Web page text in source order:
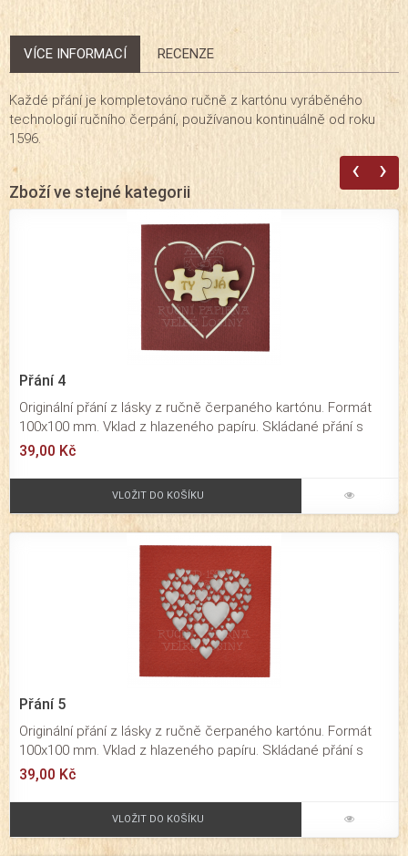
VÍCE INFORMACÍ RECENZE
Každé přání je kompletováno ručně z kartónu vyráběného
technologií ručního čerpání, používanou kontinuálně od roku
1596.
Zboží ve stejné kategorii
‹ ›
Přání 4
Originální přání z lásky z ručně čerpaného kartónu. Formát
100x100 mm. Vklad z hlazeného papíru. Skládané přání s
vypáleným srdcem ve kterém je vlepen nápis "Ty-Já" ve
osobní a rodinné příležitosti. Působí velmi originálním
39,00 Kč
VLOŽIT DO KOŠÍKU
Přání 5
Originální přání z lásky z ručně čerpaného kartónu. Formát
100x100 mm. Vklad z hlazeného papíru. Skládané přání s
vypáleným motivem srdce určené pro významné osobní a
je společně s obálkou v průhledné celofánové fólii.
39,00 Kč
VLOŽIT DO KOŠÍKU